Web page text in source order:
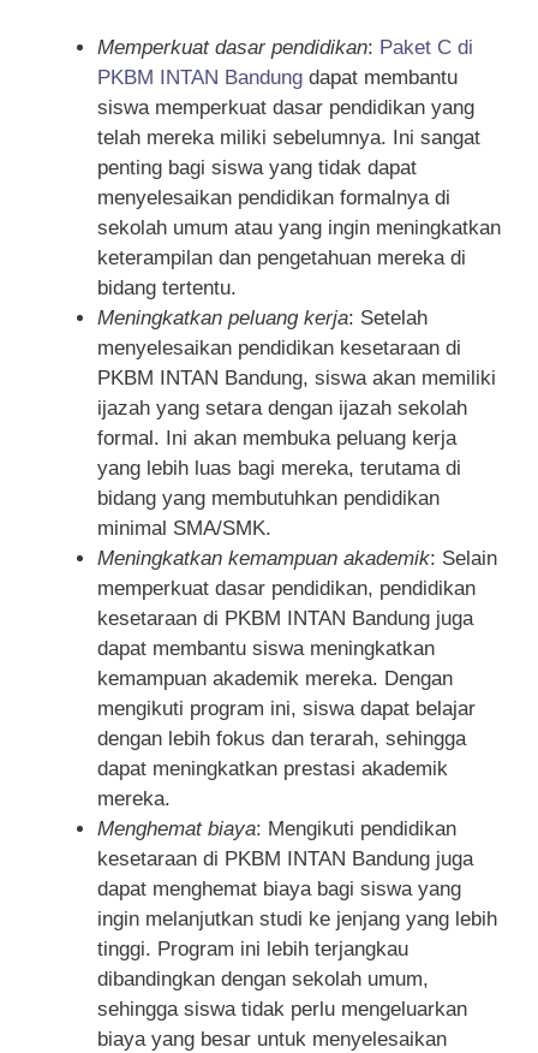
Memperkuat dasar pendidikan: Paket C di
PKBM INTAN Bandung dapat membantu
siswa memperkuat dasar pendidikan yang
telah mereka miliki sebelumnya. Ini sangat
penting bagi siswa yang tidak dapat
menyelesaikan pendidikan formalnya di
sekolah umum atau yang ingin meningkatkan
keterampilan dan pengetahuan mereka di
bidang tertentu.
Meningkatkan peluang kerja: Setelah
menyelesaikan pendidikan kesetaraan di
PKBM INTAN Bandung, siswa akan memiliki
ijazah yang setara dengan ijazah sekolah
formal. Ini akan membuka peluang kerja
yang lebih luas bagi mereka, terutama di
bidang yang membutuhkan pendidikan
minimal SMA/SMK.
Meningkatkan kemampuan akademik: Selain
memperkuat dasar pendidikan, pendidikan
kesetaraan di PKBM INTAN Bandung juga
dapat membantu siswa meningkatkan
kemampuan akademik mereka. Dengan
mengikuti program ini, siswa dapat belajar
dengan lebih fokus dan terarah, sehingga
dapat meningkatkan prestasi akademik
mereka.
Menghemat biaya: Mengikuti pendidikan
kesetaraan di PKBM INTAN Bandung juga
dapat menghemat biaya bagi siswa yang
ingin melanjutkan studi ke jenjang yang lebih
tinggi. Program ini lebih terjangkau
dibandingkan dengan sekolah umum,
sehingga siswa tidak perlu mengeluarkan
biaya yang besar untuk menyelesaikan